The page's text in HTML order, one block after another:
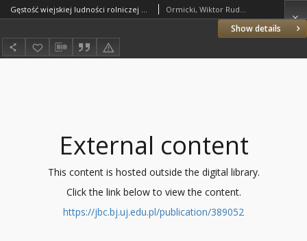
Show details
Gęstość wiejskiej ludności rolniczej w Polsce : (1931) Ormicki, Wiktor Rudolf (1898–1941)
External content
This content is hosted outside the digital library.
Click the link below to view the content.
https://jbc.bj.uj.edu.pl/publication/389052